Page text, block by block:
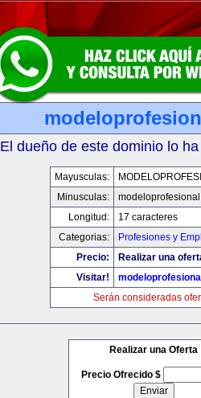
El dueño de este dominio lo
Mayusculas:
Minusculas:
Longitud:
17 caracteres
Categorias:
Profesiones y
Precio:
Realizar una
Visitar!
Serán consideradas
Realizar una Oferta
Precio Ofrecido $